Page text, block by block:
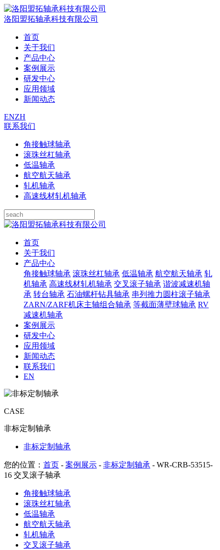
洛阳盟拓轴承科技有限公司
首页
关于我们
产品中心
案例展示
研发中心
应用领域
新闻动态
ENZH
联系我们
角接触球轴承
滚珠丝杠轴承
低温轴承
航空航天轴承
轧机轴承
高速线材轧机轴承
首页
关于我们
产品中心
角接触球轴承 滚珠丝杠轴承 低温轴承 航空航天轴承 轧
机轴承 高速线材轧机轴承 交叉滚子轴承 谐波减速机轴
承 转台轴承 石油螺杆钻具轴承 串列推力圆柱滚子轴承
ZARN/ZARF机床主轴组合轴承 等截面薄壁球轴承 RV
减速机轴承
案例展示
研发中心
应用领域
新闻动态
联系我们
EN
CASE
非标定制轴承
非标定制轴承
您的位置： 首页 - 案例展示 - 非标定制轴承 - WR-CRB-53515-
16 交叉滚子轴承
角接触球轴承
滚珠丝杠轴承
低温轴承
航空航天轴承
轧机轴承
交叉滚子轴承